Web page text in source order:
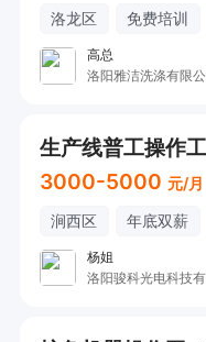
洛龙区 免费培训
高总
洛阳雅洁洗涤有限
生产线普工操作
3000-5000 元/月
涧西区 年底双薪
杨姐
洛阳骏科光电科技